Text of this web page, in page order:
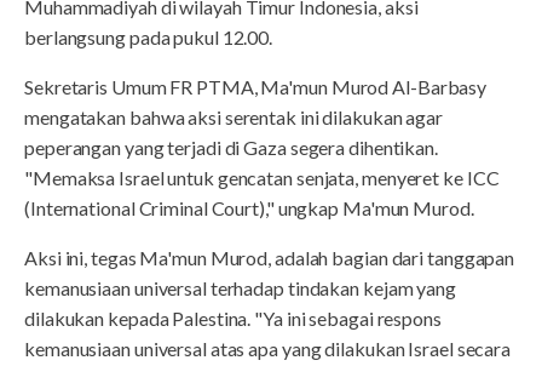
Muhammadiyah di wilayah Timur Indonesia, aksi
berlangsung pada pukul 12.00.
Sekretaris Umum FR PTMA, Ma'mun Murod Al-Barbasy
mengatakan bahwa aksi serentak ini dilakukan agar
peperangan yang terjadi di Gaza segera dihentikan.
"Memaksa Israel untuk gencatan senjata, menyeret ke ICC
(International Criminal Court)," ungkap Ma'mun Murod.
Aksi ini, tegas Ma'mun Murod, adalah bagian dari tanggapan
kemanusiaan universal terhadap tindakan kejam yang
dilakukan kepada Palestina. "Ya ini sebagai respons
kemanusiaan universal atas apa yang dilakukan Israel secara